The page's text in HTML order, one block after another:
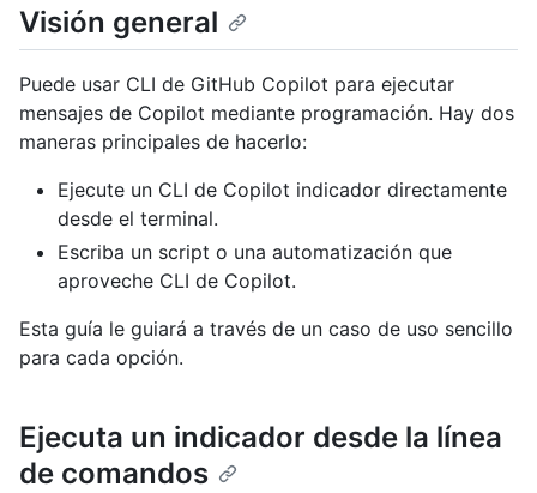
Visión general
Puede usar CLI de GitHub Copilot para ejecutar
mensajes de Copilot mediante programación. Hay dos
maneras principales de hacerlo:
Ejecute un CLI de Copilot indicador directamente
desde el terminal.
Escriba un script o una automatización que
aproveche CLI de Copilot.
Esta guía le guiará a través de un caso de uso sencillo
para cada opción.
Ejecuta un indicador desde la línea
de comandos